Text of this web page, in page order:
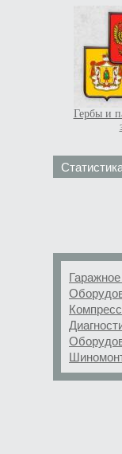
Гербы и